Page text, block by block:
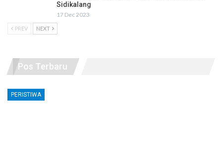
Sidikalang
17 Dec 2023
PREV NEXT
Pos Terbaru
PERISTIWA